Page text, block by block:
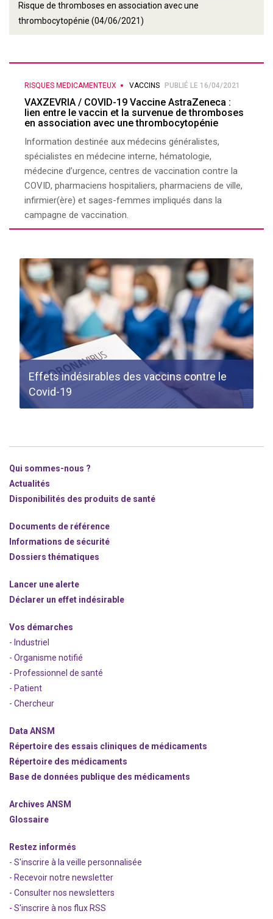
Risque de thromboses en association avec une
thrombocytopénie (04/06/2021)
RISQUES MEDICAMENTEUX VACCINS PUBLIÉ LE 16/04/2021
VAXZEVRIA / COVID-19 Vaccine AstraZeneca :
lien entre le vaccin et la survenue de thromboses
en association avec une thrombocytopénie
Information destinée aux médecins généralistes,
spécialistes en médecine interne, hématologie,
médecine d’urgence, centres de vaccination contre la
COVID, pharmaciens hospitaliers, pharmaciens de ville,
infirmier(ère) et sages-femmes impliqués dans la
campagne de vaccination.
Effets indésirables des vaccins contre le
Covid-19
Qui sommes-nous ?
Actualités
Disponibilités des produits de santé
Documents de référence
Informations de sécurité
Dossiers thématiques
Lancer une alerte
Déclarer un effet indésirable
Vos démarches
- Industriel
- Organisme notifié
- Professionnel de santé
- Patient
- Chercheur
Data ANSM
Répertoire des essais cliniques de médicaments
Répertoire des médicaments
Base de données publique des médicaments
Archives ANSM
Glossaire
Restez informés
- S'inscrire à la veille personnalisée
- Recevoir notre newsletter
- Consulter nos newsletters
- S'inscrire à nos flux RSS